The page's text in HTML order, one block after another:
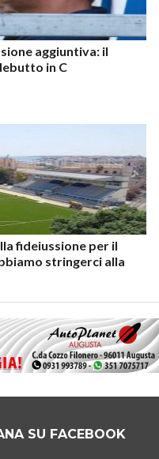
aggiuntiva: il
in C
fideiussione per il
stringerci alla
SU FACEBOOK